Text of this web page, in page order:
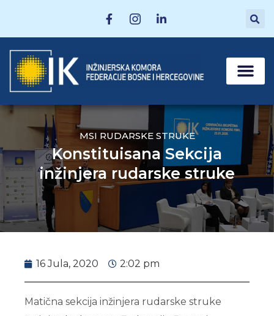
MSI RUDARSKE STRUKE
Konstituisana Sekcija
inžinjera rudarske struke
16 Jula, 2020 2:02 pm
Matična sekcija inžinjera rudarske struke